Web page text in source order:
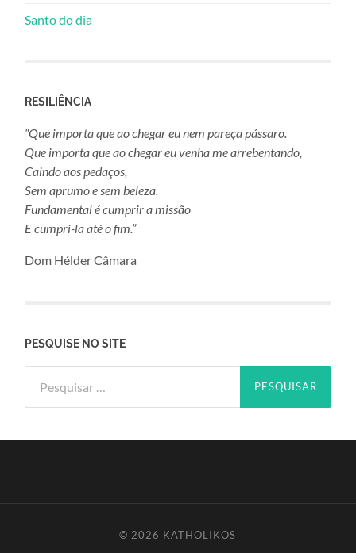
Santo do dia
RESILIÊNCIA
“Que importa que ao chegar eu nem pareça pássaro.
Que importa que ao chegar eu venha me arrebentando,
Caindo aos pedaços,
Sem aprumo e sem beleza.
Fundamental é cumprir a missão
E cumpri-la até o fim.”
Dom Hélder Câmara
PESQUISE NO SITE
por:
© 2026 KATHOLIKOS